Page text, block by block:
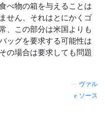
べ物の箱を与えることは
せん、それはとにかくゴ
、この部分は米国よりも
ッグを要求する可能性は
の場合は要求しても問題
ヴァル
ソース